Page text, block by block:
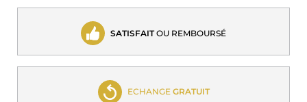
SATISFAITOU REMBOURSÉ
ECHANGE GRATUIT